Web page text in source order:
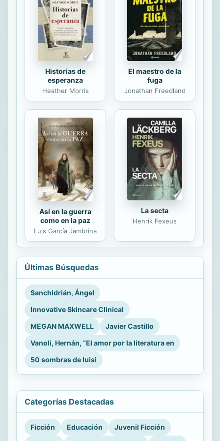
Team Six que se esconde tras el
nombre de Mark Owen: hay toda la
vida de un hombre que, después de
dejar su...
Historias de
esperanza
Heather Morris
El maestro de la
fuga
Jonathan Freedland
Así en la guerra
como en la paz
Luis García Jambrina
La secta
Henrik Fexeus
Últimas Búsquedas
Sanchidrián, Ángel
Innovative Skincare Clinical
MEGAN MAXWELL
Javier Castillo
Vanoli, Hernán, “El amor por la literatura en
50 sombras de luisi
Categorías Destacadas
Ficción Educación
Juvenil Ficción